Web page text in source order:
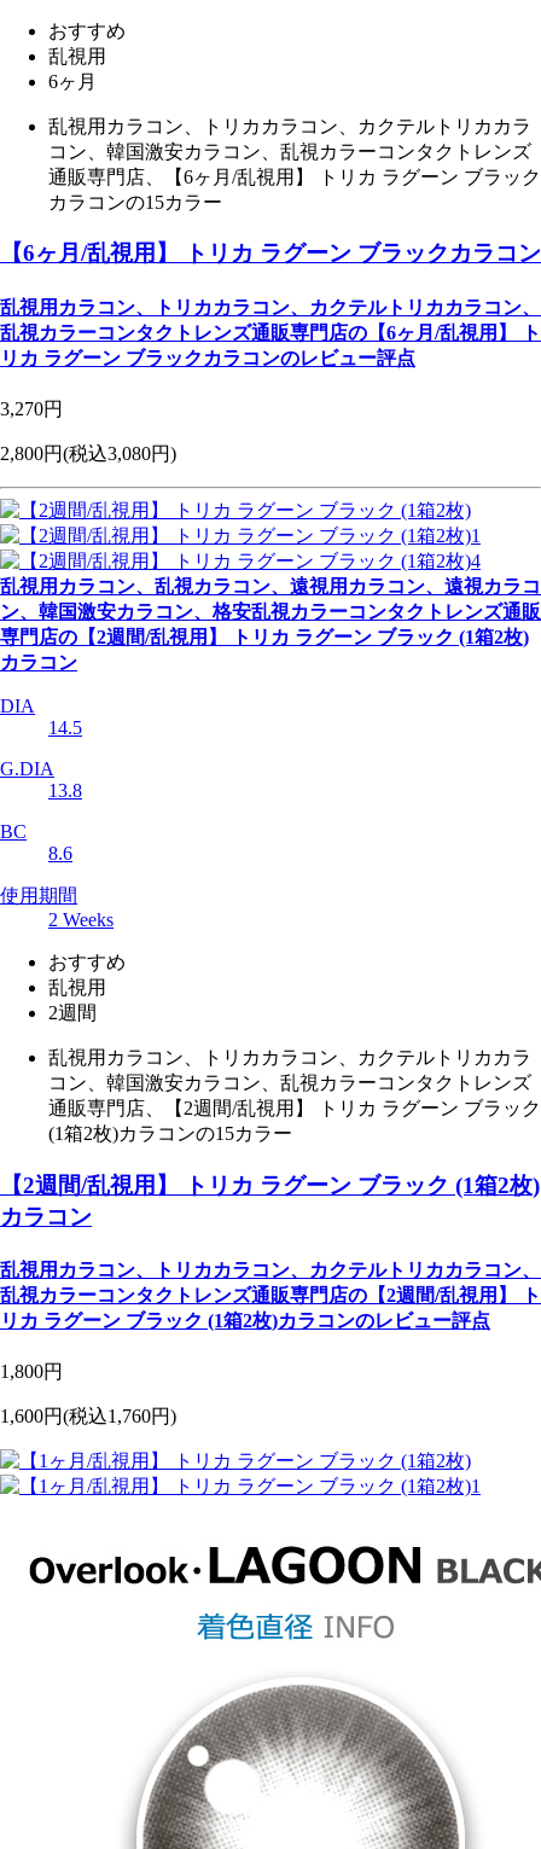
おすすめ
乱視用
6ヶ月
乱視用カラコン、トリカカラコン、カクテルトリカカラ
コン、韓国激安カラコン、乱視カラーコンタクトレンズ
通販専門店、【6ヶ月/乱視用】 トリカ ラグーン ブラック
カラコンの15カラー
【6ヶ月/乱視用】 トリカ ラグーン ブラックカラコン
乱視用カラコン、トリカカラコン、カクテルトリカカラコン、
乱視カラーコンタクトレンズ通販専門店の【6ヶ月/乱視用】 ト
リカ ラグーン ブラックカラコンのレビュー評点
3,270円
2,800円(税込3,080円)
乱視用カラコン、乱視カラコン、遠視用カラコン、遠視カラコ
ン、韓国激安カラコン、格安乱視カラーコンタクトレンズ通販
専門店の【2週間/乱視用】 トリカ ラグーン ブラック (1箱2枚)
カラコン
DIA
14.5
G.DIA
13.8
BC
8.6
使用期間
2 Weeks
おすすめ
乱視用
2週間
乱視用カラコン、トリカカラコン、カクテルトリカカラ
コン、韓国激安カラコン、乱視カラーコンタクトレンズ
通販専門店、【2週間/乱視用】 トリカ ラグーン ブラック
(1箱2枚)カラコンの15カラー
【2週間/乱視用】 トリカ ラグーン ブラック (1箱2枚)
カラコン
乱視用カラコン、トリカカラコン、カクテルトリカカラコン、
乱視カラーコンタクトレンズ通販専門店の【2週間/乱視用】 ト
リカ ラグーン ブラック (1箱2枚)カラコンのレビュー評点
1,800円
1,600円(税込1,760円)